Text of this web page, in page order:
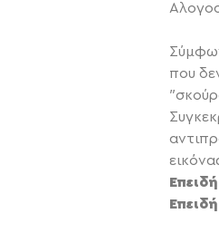
που
Επειδή
Επειδή